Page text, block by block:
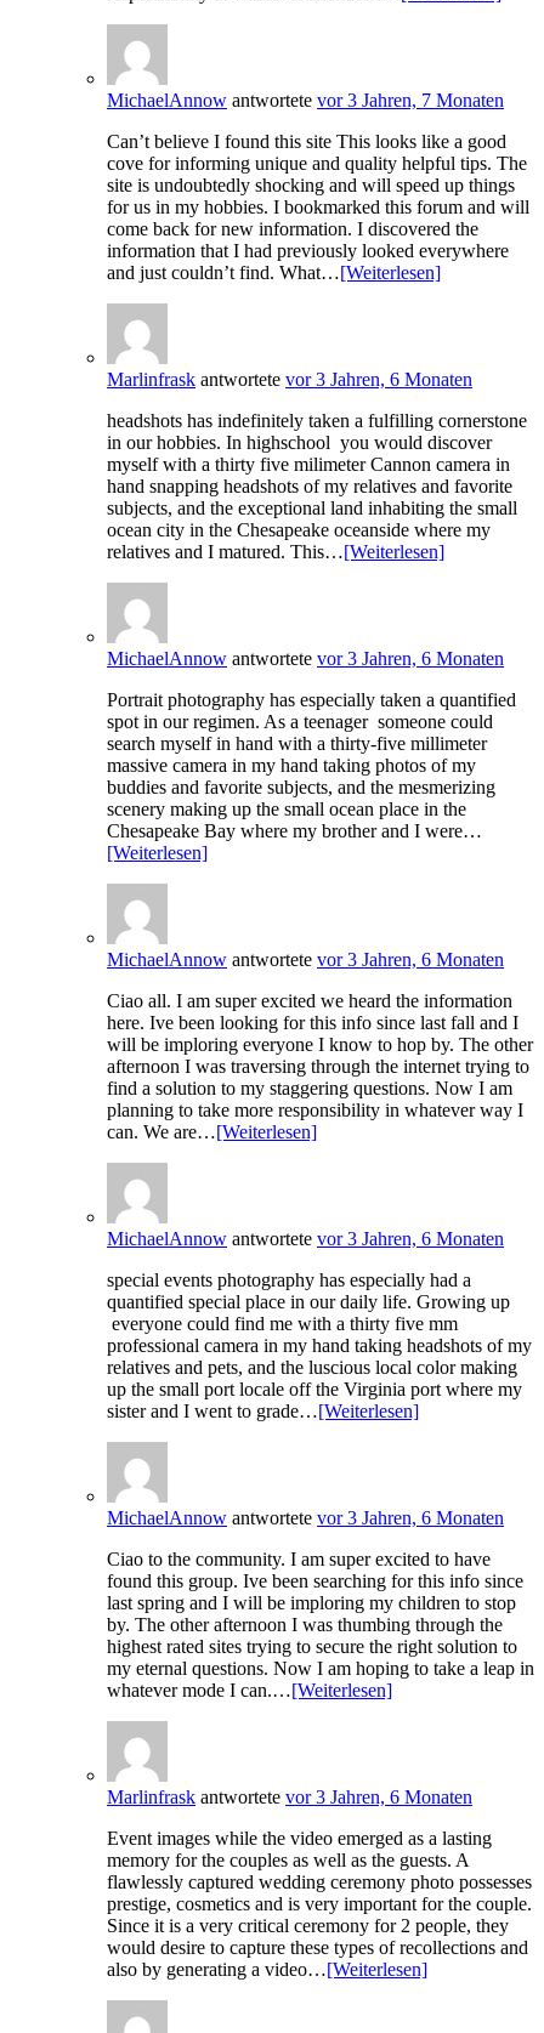
MichaelAnnow antwortete vor 3 Jahren, 7 Monaten
Can’t believe I found this site This looks like a good
cove for informing unique and quality helpful tips. The
site is undoubtedly shocking and will speed up things
for us in my hobbies. I bookmarked this forum and will
come back for new information. I discovered the
information that I had previously looked everywhere
and just couldn’t find. What…[Weiterlesen]
Marlinfrask antwortete vor 3 Jahren, 6 Monaten
headshots has indefinitely taken a fulfilling cornerstone
in our hobbies. In highschool you would discover
myself with a thirty five milimeter Cannon camera in
hand snapping headshots of my relatives and favorite
subjects, and the exceptional land inhabiting the small
ocean city in the Chesapeake oceanside where my
relatives and I matured. This…[Weiterlesen]
MichaelAnnow antwortete vor 3 Jahren, 6 Monaten
Portrait photography has especially taken a quantified
spot in our regimen. As a teenager someone could
search myself in hand with a thirty-five millimeter
massive camera in my hand taking photos of my
buddies and favorite subjects, and the mesmerizing
scenery making up the small ocean place in the
Chesapeake Bay where my brother and I were…
[Weiterlesen]
MichaelAnnow antwortete vor 3 Jahren, 6 Monaten
Ciao all. I am super excited we heard the information
here. Ive been looking for this info since last fall and I
will be imploring everyone I know to hop by. The other
afternoon I was traversing through the internet trying to
find a solution to my staggering questions. Now I am
planning to take more responsibility in whatever way I
can. We are…[Weiterlesen]
MichaelAnnow antwortete vor 3 Jahren, 6 Monaten
special events photography has especially had a
quantified special place in our daily life. Growing up
everyone could find me with a thirty five mm
professional camera in my hand taking headshots of my
relatives and pets, and the luscious local color making
up the small port locale off the Virginia port where my
sister and I went to grade…[Weiterlesen]
MichaelAnnow antwortete vor 3 Jahren, 6 Monaten
Ciao to the community. I am super excited to have
found this group. Ive been searching for this info since
last spring and I will be imploring my children to stop
by. The other afternoon I was thumbing through the
highest rated sites trying to secure the right solution to
my eternal questions. Now I am hoping to take a leap in
whatever mode I can.…[Weiterlesen]
Marlinfrask antwortete vor 3 Jahren, 6 Monaten
Event images while the video emerged as a lasting
memory for the couples as well as the guests. A
flawlessly captured wedding ceremony photo possesses
prestige, cosmetics and is very important for the couple.
Since it is a very critical ceremony for 2 people, they
would desire to capture these types of recollections and
also by generating a video…[Weiterlesen]